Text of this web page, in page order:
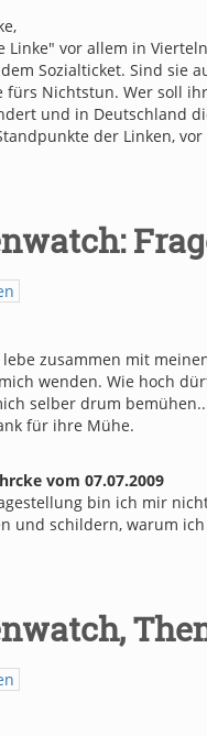
Linke" vor allem in
Sozialticket. Sind sie
fürs Nichtstun. Wer soll
und in Deutschland
der Linken,
zusammen mit
wenden. Wie hoch
selber drum
für ihre Mühe.
vom 07.07.2009
bin ich mir
und schildern, warum